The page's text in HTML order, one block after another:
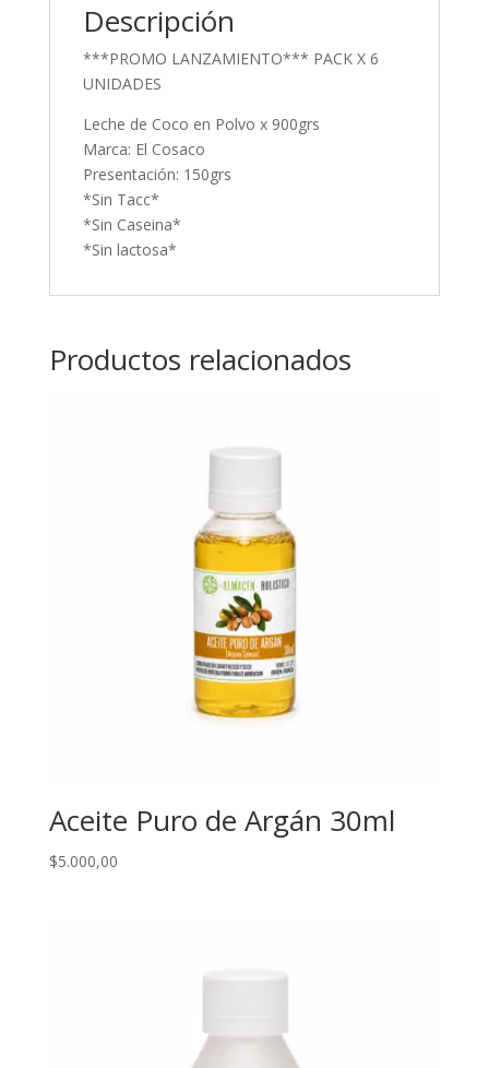
Descripción
***PROMO LANZAMIENTO*** PACK X 6
UNIDADES
Leche de Coco en Polvo x 900grs
Marca: El Cosaco
Presentación: 150grs
*Sin Tacc*
*Sin Caseina*
*Sin lactosa*
Productos relacionados
Aceite Puro de Argán 30ml
$5.000,00